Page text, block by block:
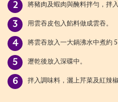
將豬肉及蝦肉與醃料拌勻，拌入
用雲吞皮包入餡料做成雲吞。
將雲吞放入一大鍋沸水中煮約 5
瀝乾後放入深碟中。
拌入調味料，灑上芹菜及紅辣